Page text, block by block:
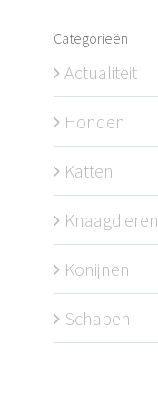
Categorieën
Actualiteit
Honden
Katten
Knaagdieren
Konijnen
Schapen